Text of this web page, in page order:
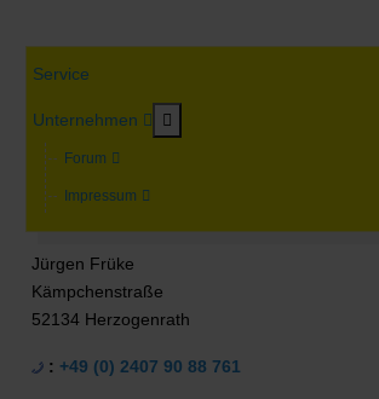
Service
Unternehmen
Forum
Impressum
Jürgen Früke
Kämpchenstraße
52134 Herzogenrath
: +49 (0) 2407 90 88 761